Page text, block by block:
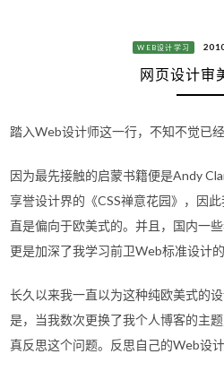
WEB设计学习
网页设计审
踏入Web设计师这一行，不知不觉已经
因为最先接触的启蒙书籍便是Andy
享誉设计界的《CSS禅意花园》，因
直是偏向于欧美式的。并且，国内一
更是加深了我学习前卫Web标准设计的
长久以来我一直以为这种纯欧美式的
是，当我数次更换了我个人博客的主
真反思这个问题。反思自己的Web设计